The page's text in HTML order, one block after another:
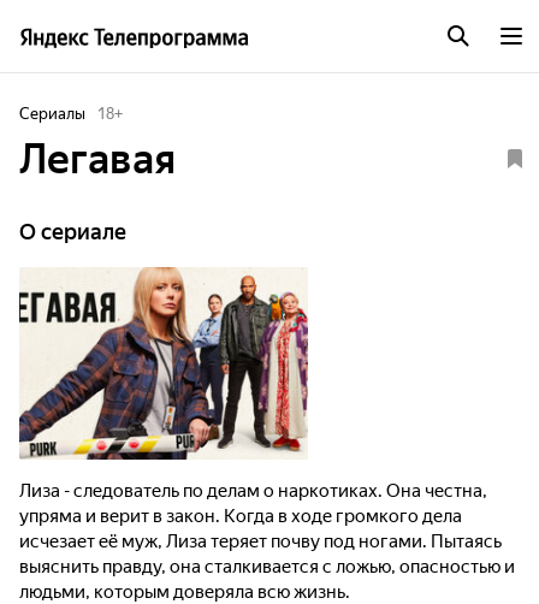
Сериалы 18+
Легавая
O сериале
Лиза - следователь по делам о наркотиках. Она честна,
упряма и верит в закон. Когда в ходе громкого дела
исчезает её муж, Лиза теряет почву под ногами. Пытаясь
выяснить правду, она сталкивается с ложью, опасностью и
людьми, которым доверяла всю жизнь.